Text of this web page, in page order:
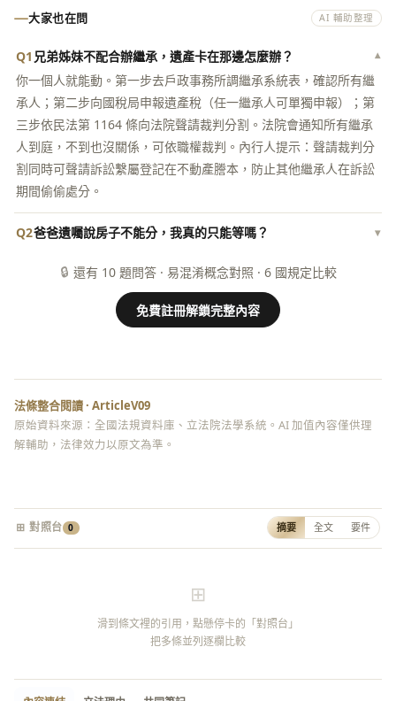
大家也在問 AI 輔助整理
Q1 兄弟姊妹不配合辦繼承，遺產卡在那邊怎麼辦？ ▾
你一個人就能動。第一步去戶政事務所調繼承系統表，確認所有繼
承人；第二步向國稅局申報遺產稅（任一繼承人可單獨申報）；第
三步依民法第 1164 條向法院聲請裁判分割。法院會通知所有繼承
人到庭，不到也沒關係，可依職權裁判。內行人提示：聲請裁判分
割同時可聲請訴訟繫屬登記在不動產謄本，防止其他繼承人在訴訟
期間偷偷處分。
Q2爸爸遺囑說房子不能分，我真的只能等嗎？ ▾
🔒 還有 10 題問答 · 易混淆概念對照 · 6 國規定比較
免費註冊解鎖完整內容
法條整合閱讀 · ArticleV09
原始資料來源：全國法規資料庫、立法院法學系統。AI 加值內容僅供理
解輔助，法律效力以原文為準。
⊞ 對照台 0 摘要 全文 要件
⊞
滑到條文裡的引用，點懸停卡的「對照台」
把多條並列逐欄比較